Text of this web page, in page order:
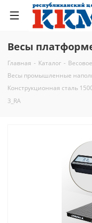
Весы
Главная - Каталог -
Весы промышленные
Конструкционная сталь
3_RA